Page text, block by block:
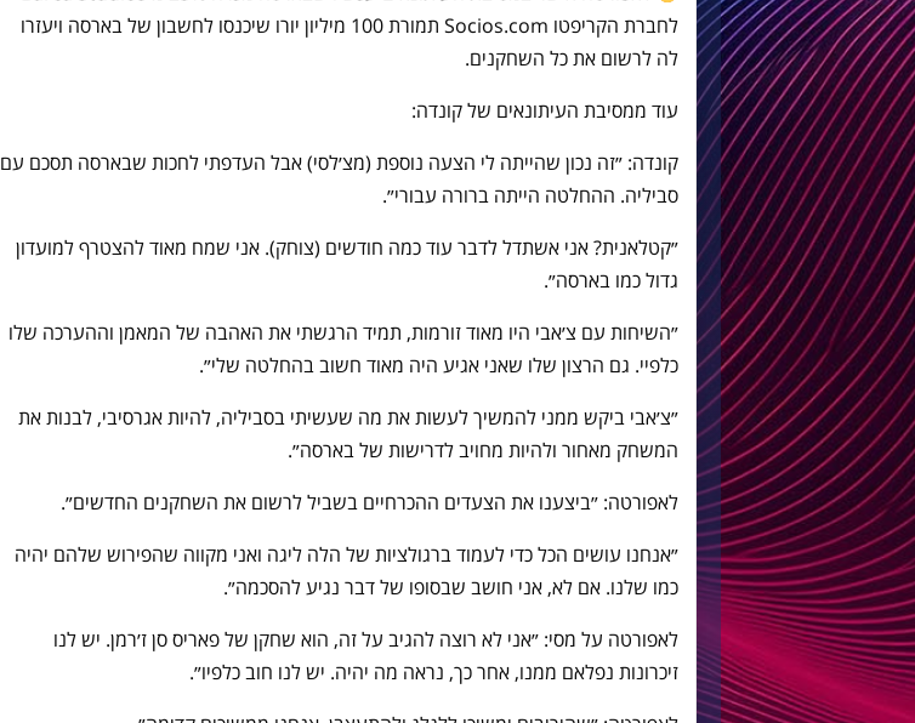
לחברת הקריפטו Socios.com תמורת 100 מיליון יורו שיכנסו לחשבון של בארסה ויעזרו
לה לרשום את כל השחקנים.
עוד ממסיבת העיתונאים של קונדה:
קונדה: ״זה נכון שהייתה לי הצעה נוספת (מצ׳לסי) אבל העדפתי לחכות שבארסה תסכם עם
סביליה. ההחלטה הייתה ברורה עבורי״.
״קטלאנית? אני אשתדל לדבר עוד כמה חודשים (צוחק). אני שמח מאוד להצטרף למועדון
גדול כמו בארסה״.
״השיחות עם צ׳אבי היו מאוד זורמות, תמיד הרגשתי את האהבה של המאמן וההערכה שלו
כלפיי. גם הרצון שלו שאני אגיע היה מאוד חשוב בהחלטה שלי״.
״צ׳אבי ביקש ממני להמשיך לעשות את מה שעשיתי בסביליה, להיות אגרסיבי, לבנות את
המשחק מאחור ולהיות מחויב לדרישות של בארסה״.
לאפורטה: ״ביצענו את הצעדים ההכרחיים בשביל לרשום את השחקנים החדשים״.
״אנחנו עושים הכל כדי לעמוד ברגולציות של הלה ליגה ואני מקווה שהפירוש שלהם יהיה
כמו שלנו. אם לא, אני חושב שבסופו של דבר נגיע להסכמה״.
לאפורטה על מסי: ״אני לא רוצה להגיב על זה, הוא שחקן של פאריס סן ז׳רמן. יש לנו
זיכרונות נפלאם ממנו, אחר כך, נראה מה יהיה. יש לנו חוב כלפיו״.